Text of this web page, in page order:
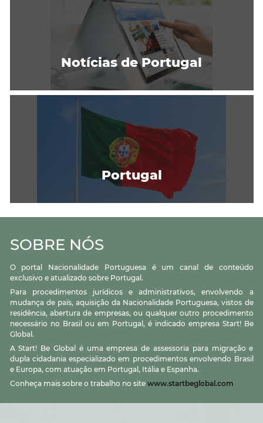
Notícias de Portugal
Portugal
SOBRE NÓS
O portal Nacionalidade Portuguesa é um canal de conteúdo
exclusivo e atualizado sobre Portugal.
Para procedimentos jurídicos e administrativos, envolvendo a
mudança de país, aquisição da Nacionalidade Portuguesa, vistos de
residência, abertura de empresas, ou qualquer outro procedimento
necessário no Brasil ou em Portugal, é indicado empresa Start! Be
Global.
A Start! Be Global é uma empresa de assessoria para migração e
dupla cidadania especializado em procedimentos envolvendo Brasil
e Europa, com atuação em Portugal, Itália e Espanha.
Conheça mais sobre o trabalho no site www.startbeglobal.com